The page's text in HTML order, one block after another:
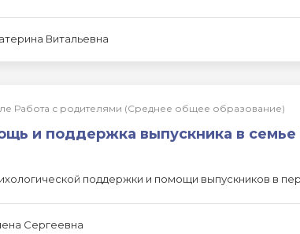
Витальевна
Работа с родителями (Среднее общее образование)
и поддержка выпускника в семье
поддержки и помощи выпускников в
Сергеевна